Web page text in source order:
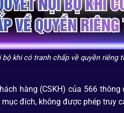
bộ khi có tranh chấp về quyền riêng
hàng (CSKH) của 566
đích, không được phép truy